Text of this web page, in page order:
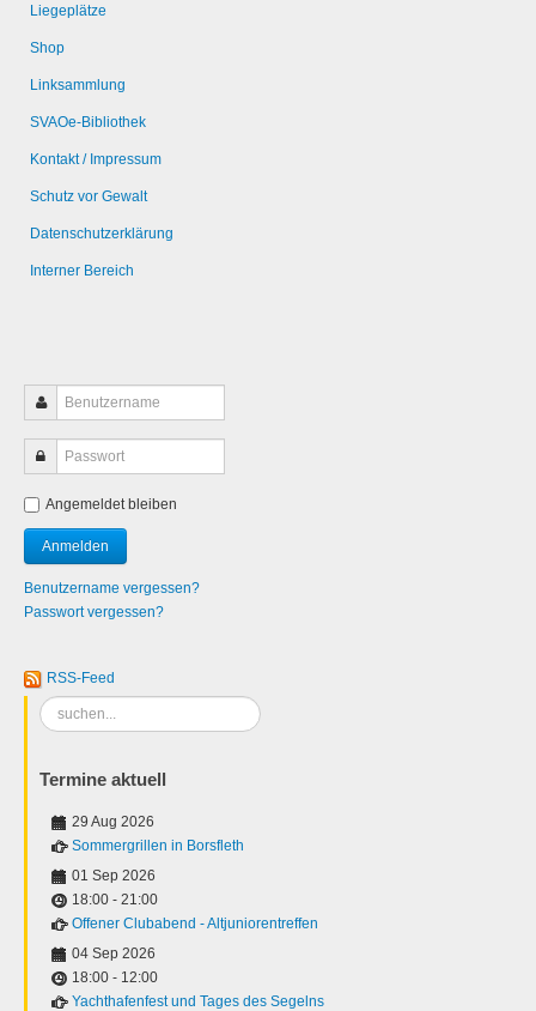
Liegeplätze
Shop
Linksammlung
SVAOe-Bibliothek
Kontakt / Impressum
Schutz vor Gewalt
Datenschutzerklärung
Interner Bereich
Angemeldet bleiben
Benutzername vergessen?
Passwort vergessen?
RSS-Feed
Suchen
...
Termine aktuell
29 Aug 2026
Sommergrillen in Borsfleth
01 Sep 2026
18:00 - 21:00
Offener Clubabend - Altjuniorentreffen
04 Sep 2026
18:00 - 12:00
Yachthafenfest und Tages des Segelns